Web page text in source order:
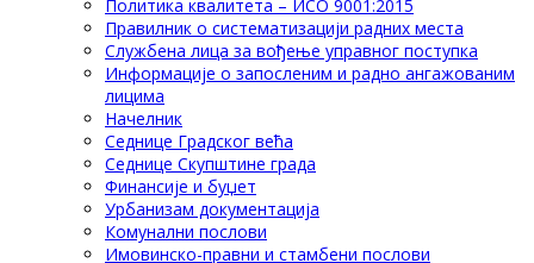
Политика квалитета – ИСО 9001:2015
Правилник о систематизацији радних места
Службена лица за вођење управног поступка
Информације о запосленим и радно ангажованим
лицима
Начелник
Седнице Градског већа
Седнице Скупштине града
Финансије и буџет
Урбанизам документација
Комунални послови
Имовинско-правни и стамбени послови